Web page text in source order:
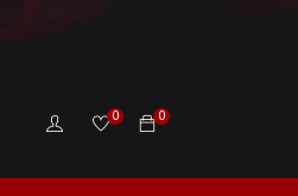
0
0